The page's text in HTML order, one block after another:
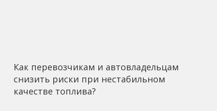
Как перевозчикам и автовладельцам
снизить риски при нестабильном
качестве топлива?